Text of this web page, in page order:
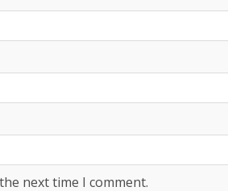
next time I comment.